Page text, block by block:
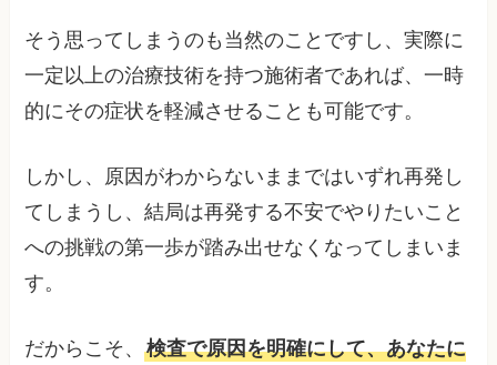
そう思ってしまうのも当然のことですし、実際に
一定以上の治療技術を持つ施術者であれば、一時
的にその症状を軽減させることも可能です。
しかし、原因がわからないままではいずれ再発し
てしまうし、結局は再発する不安でやりたいこと
への挑戦の第一歩が踏み出せなくなってしまいま
す。
だからこそ、検査で原因を明確にして、あなたに